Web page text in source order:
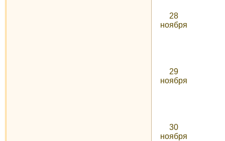
28
ноября
29
ноября
30
ноября